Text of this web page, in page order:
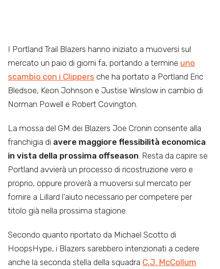
I Portland Trail Blazers hanno iniziato a muoversi sul
mercato un paio di giorni fa, portando a termine uno
scambio con i Clippers che ha portato a Portland Eric
Bledsoe, Keon Johnson e Justise Winslow in cambio di
Norman Powell e Robert Covington.
La mossa del GM dei Blazers Joe Cronin consente alla
franchigia di avere maggiore flessibilità economica
in vista della prossima offseason. Resta da capire se
Portland avvierà un processo di ricostruzione vero e
proprio, oppure proverà a muoversi sul mercato per
fornire a Lillard l’aiuto necessario per competere per
titolo già nella prossima stagione.
Secondo quanto riportato da Michael Scotto di
HoopsHype, i Blazers sarebbero intenzionati a cedere
anche la seconda stella della squadra C.J. McCollum